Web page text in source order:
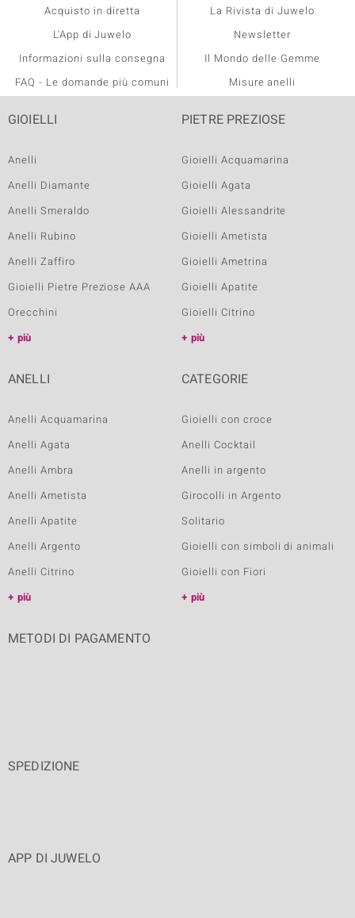
Acquisto in diretta
L'App di Juwelo
Informazioni sulla consegna
FAQ - Le domande più comuni
La Rivista di Juwelo
Newsletter
Il Mondo delle Gemme
Misure anelli
GIOIELLI
Anelli
Anelli Diamante
Anelli Smeraldo
Anelli Rubino
Anelli Zaffiro
Gioielli Pietre Preziose AAA
Orecchini
più
PIETRE PREZIOSE
Gioielli Acquamarina
Gioielli Agata
Gioielli Alessandrite
Gioielli Ametista
Gioielli Ametrina
Gioielli Apatite
Gioielli Citrino
più
ANELLI
Anelli Acquamarina
Anelli Agata
Anelli Ambra
Anelli Ametista
Anelli Apatite
Anelli Argento
Anelli Citrino
più
CATEGORIE
Gioielli con croce
Anelli Cocktail
Anelli in argento
Girocolli in Argento
Solitario
Gioielli con simboli di animali
Gioielli con Fiori
più
METODI DI PAGAMENTO
SPEDIZIONE
APP DI JUWELO